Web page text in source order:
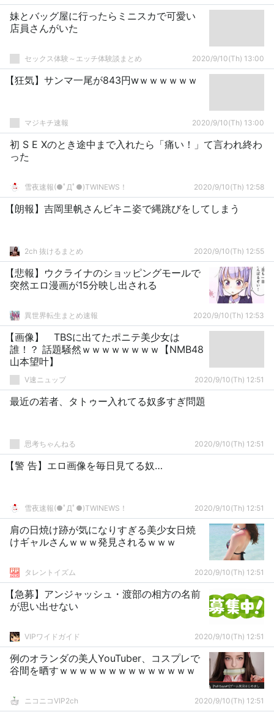
妹とバッグ屋に行ったらミニスカで可愛い
店員さんがいた
セックス体験～エッチ体験談まとめ 2020/9/10(Th) 13:00
【狂気】サンマ一尾が843円wｗｗｗｗｗｗ
マジキチ速報 2020/9/10(Th) 13:00
初 S E Xのとき途中まで入れたら「痛い！」て言われ終わ
った
雪夜速報(●ﾟДﾟ●)TWINEWS！ 2020/9/10(Th) 12:58
【朗報】吉岡里帆さんビキニ姿で縄跳びをしてしまう
2ch 抜けるまとめ 2020/9/10(Th) 12:55
【悲報】ウクライナのショッピングモールで
突然エロ漫画が15分映し出される
異世界転生まとめ速報 2020/9/10(Th) 12:53
【画像】 TBSに出てたポニテ美少女は
誰！？ 話題騒然ｗｗｗｗｗｗｗｗ【NMB48
山本望叶】
V速ニュップ 2020/9/10(Th) 12:51
最近の若者、タトゥー入れてる奴多すぎ問題
思考ちゃんねる 2020/9/10(Th) 12:51
【警 告】エロ画像を毎日見てる奴…
雪夜速報(●ﾟДﾟ●)TWINEWS！ 2020/9/10(Th) 12:51
肩の日焼け跡が気になりすぎる美少女日焼
けギャルさんｗｗｗ発見されるｗｗｗ
タレントイズム 2020/9/10(Th) 12:51
【急募】アンジャッシュ・渡部の相方の名前
が思い出せない
VIPワイドガイド 2020/9/10(Th) 12:51
例のオランダの美人YouTuber、コスプレで
谷間を晒すｗｗｗｗｗｗｗｗｗｗｗｗｗｗ
ニコニコVIP2ch 2020/9/10(Th) 12:51